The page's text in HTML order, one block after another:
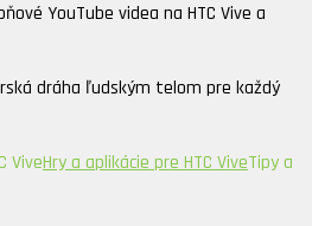
YouTube videa na HTC Vive a
dráha ľudským telom pre každý
ViveHry a aplikácie pre HTC ViveTipy a